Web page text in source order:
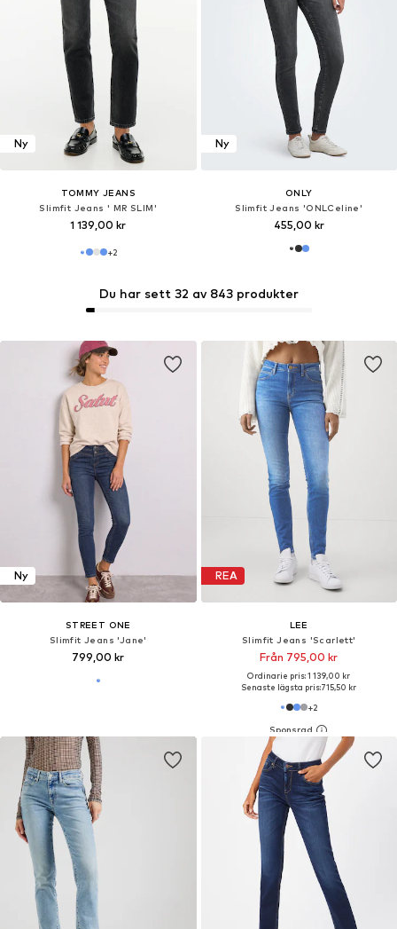
Ny
TOMMY JEANS
Slimfit Jeans ' MR SLIM'
1 139,00 kr
+2
Ny
ONLY
Slimfit Jeans 'ONLCeline'
455,00 kr
Ny
STREET ONE
Slimfit Jeans 'Jane'
799,00 kr
REA
LEE
Slimfit Jeans 'Scarlett'
Från 795,00 kr
Ordinarie pris: 1 139,00 kr
Senaste lägsta pris:715,50 kr
+2
Du har sett 32 av 843 produkter